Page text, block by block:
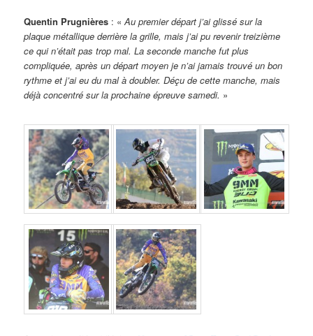
Quentin Prugnières : «Au premier départ j’ai glissé sur la
plaque métallique derrière la grille, mais j’ai pu revenir treizième
ce qui n’était pas trop mal. La seconde manche fut plus
compliquée, après un départ moyen je n’ai jamais trouvé un bon
rythme et j’ai eu du mal à doubler. Déçu de cette manche, mais
déjà concentré sur la prochaine épreuve samedi. »